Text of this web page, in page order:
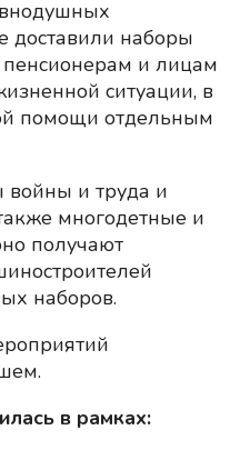
доставили наборы
и лицам
ситуации, в
помощи отдельным
и труда и
многодетные и
получают
наборов.
в рамках: